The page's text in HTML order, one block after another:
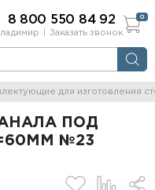
Заказать звонок
8 800 550 84 92 0
для изготовления
ПОД
№23